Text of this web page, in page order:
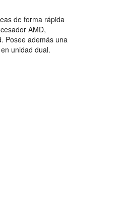
de forma rápida
AMD,
Posee además una
unidad dual.